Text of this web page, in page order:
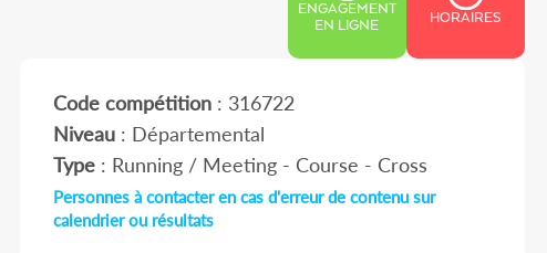
ENGAGEMENT
EN LIGNE
HORAIRES
Code compétition: 316722
Niveau: Départemental
Type: Running / Meeting - Course - Cross
Personnes à contacter en cas d'erreur de contenu sur
calendrier ou résultats